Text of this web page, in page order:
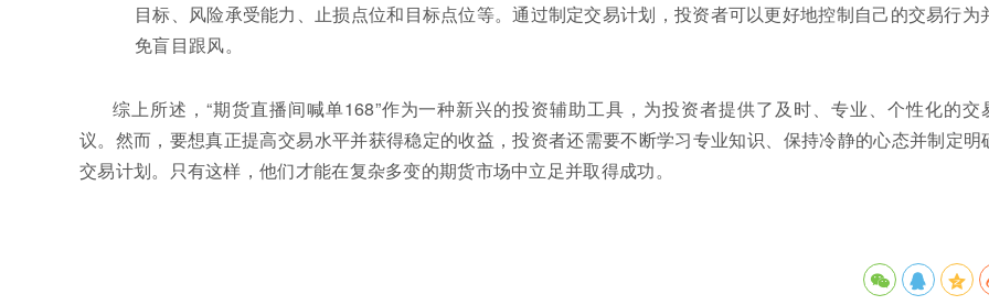
目标、风险承受能力、止损点位和目标点位等。通过制定交易计划，投资者可以更好地控制自己的交易行为
免盲目跟风。
综上所述，“期货直播间喊单168”作为一种新兴的投资辅助工具，为投资者提供了及时、专业、个性化的交
议。然而，要想真正提高交易水平并获得稳定的收益，投资者还需要不断学习专业知识、保持冷静的心态并制定明
交易计划。只有这样，他们才能在复杂多变的期货市场中立足并取得成功。